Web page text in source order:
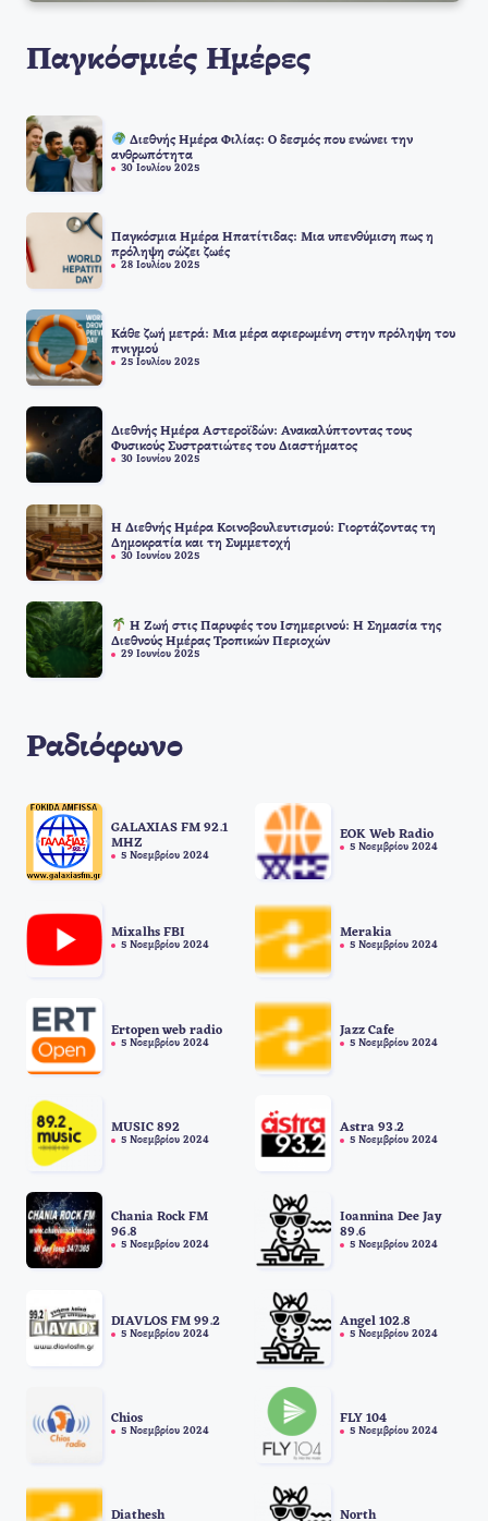
Παγκόσμιές Ημέρες
Διεθνής Ημέρα Φιλίας: Ο δεσμός που ενώνει την
ανθρωπότητα
30 Ιουλίου 2025
Παγκόσμια Ημέρα Ηπατίτιδας: Μια υπενθύμιση πως η
πρόληψη σώζει ζωές
28 Ιουλίου 2025
Κάθε ζωή μετρά: Μια μέρα αφιερωμένη στην πρόληψη του
πνιγμού
25 Ιουλίου 2025
Διεθνής Ημέρα Αστεροϊδών: Ανακαλύπτοντας τους
Φυσικούς Συστρατιώτες του Διαστήματος
30 Ιουνίου 2025
Η Διεθνής Ημέρα Κοινοβουλευτισμού: Γιορτάζοντας τη
Δημοκρατία και τη Συμμετοχή
30 Ιουνίου 2025
Η Ζωή στις Παρυφές του Ισημερινού: Η Σημασία της
Διεθνούς Ημέρας Τροπικών Περιοχών
29 Ιουνίου 2025
Ραδιόφωνο
GALAXIAS FM 92.1
MHZ
5 Νοεμβρίου 2024
EOK Web Radio
5 Νοεμβρίου 2024
Mixalhs FBI
5 Νοεμβρίου 2024
Merakia
5 Νοεμβρίου 2024
Ertopen web radio
5 Νοεμβρίου 2024
Jazz Cafe
5 Νοεμβρίου 2024
MUSIC 892
5 Νοεμβρίου 2024
Astra 93.2
5 Νοεμβρίου 2024
Chania Rock FM
96.8
5 Νοεμβρίου 2024
Ioannina Dee Jay
89.6
5 Νοεμβρίου 2024
DIAVLOS FM 99.2
5 Νοεμβρίου 2024
Angel 102.8
5 Νοεμβρίου 2024
Chios
5 Νοεμβρίου 2024
FLY 104
5 Νοεμβρίου 2024
Diathesh North